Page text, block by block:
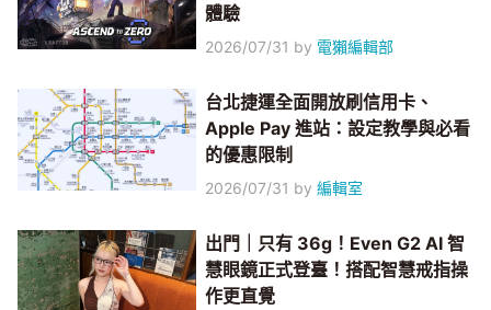
體驗
2026/07/31 by 電獺編輯部
台北捷運全面開放刷信用卡、
Apple Pay 進站：設定教學與必看
的優惠限制
2026/07/31 by編輯室
出門｜只有 36g！Even G2 AI 智
慧眼鏡正式登臺！搭配智慧戒指操
作更直覺